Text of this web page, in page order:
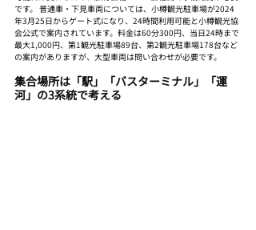
です。 普通車・下見車両については、小樽観光駐車場が2024
年3月25日からゲート式になり、24時間利用可能と小樽観光協
会公式で案内されています。料金は60分300円、当日24時まで
最大1,000円、第1観光駐車場89台、第2観光駐車場178台など
の案内がありますが、大型車両は問い合わせが必要です。
集合場所は「駅」「バスターミナル」「運
河」の3系統で考える